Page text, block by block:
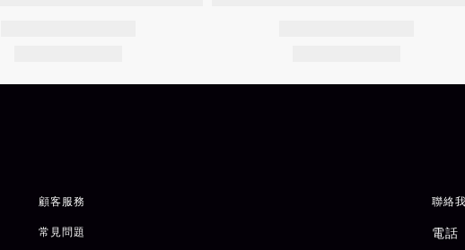
顧客服務
常見問題
聯絡
電話